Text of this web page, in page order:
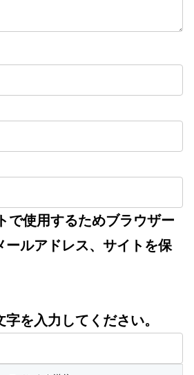
で使用するためブラウザー
ールアドレス、サイトを保
を入力してください。